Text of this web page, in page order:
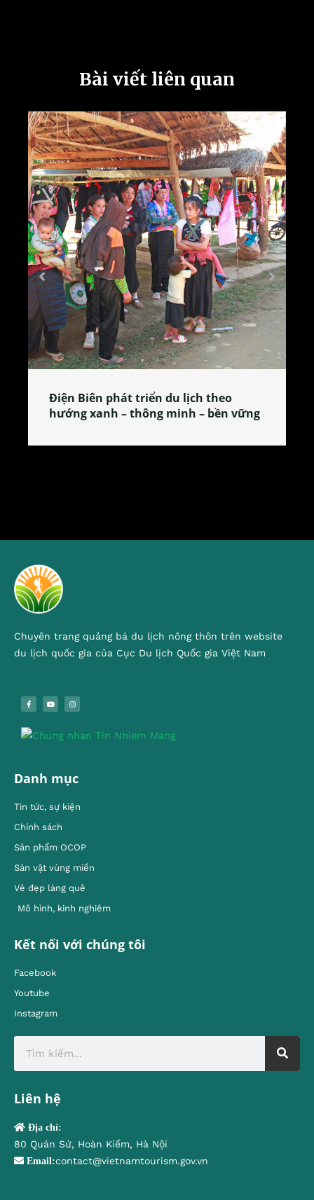
Bài viết liên quan
Làng làm bánh tẻ Phú Nhi – nơi lan
tỏa đặc sản xứ Đoài
Chuyên trang quảng bá du lịch nông thôn trên website
du lịch quốc gia của Cục Du lịch Quốc gia Việt Nam
Danh mục
Tin tức, sự kiện
Chính sách
Sản phẩm OCOP
Sản vật vùng miền
Vẻ đẹp làng quê
Mô hình, kinh nghiêm
Kết nối với chúng tôi
Facebook
Youtube
Instagram
Liên hệ
Địa chỉ:
80 Quán Sứ, Hoàn Kiếm, Hà Nội
Email:contact@vietnamtourism.gov.vn